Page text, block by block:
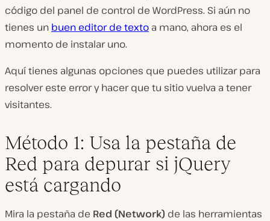
código del panel de control de WordPress. Si aún no
tienes un buen editor de texto a mano, ahora es el
momento de instalar uno.
Aquí tienes algunas opciones que puedes utilizar para
resolver este error y hacer que tu sitio vuelva a tener
visitantes.
Método 1: Usa la pestaña de
Red para depurar si jQuery
está cargando
Mira la pestaña de Red (Network) de las herramientas